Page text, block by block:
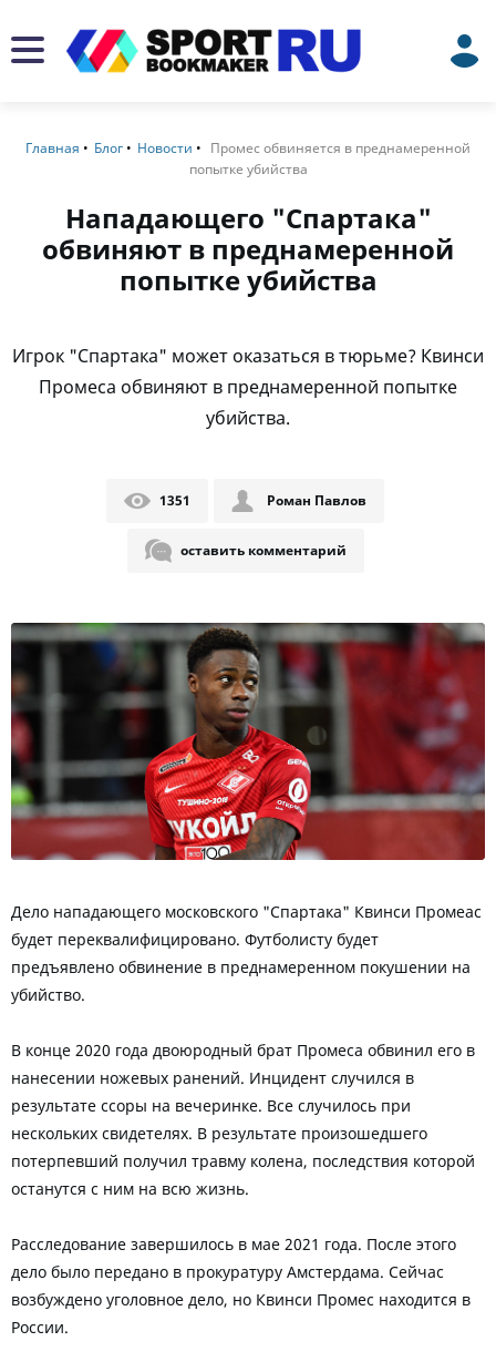
Главная Блог Новости
Промес обвиняется в преднамеренной
попытке убийства
Нападающего "Спартака"
обвиняют в преднамеренной
попытке убийства
Игрок "Спартака" может оказаться в тюрьме? Квинси
Промеса обвиняют в преднамеренной попытке
убийства.
1351 Роман Павлов
оставить комментарий
Дело нападающего московского "Спартака" Квинси Промеас
будет переквалифицировано. Футболисту будет
предъявлено обвинение в преднамеренном покушении на
убийство.
В конце 2020 года двоюродный брат Промеса обвинил его в
нанесении ножевых ранений. Инцидент случился в
результате ссоры на вечеринке. Все случилось при
нескольких свидетелях. В результате произошедшего
потерпевший получил травму колена, последствия которой
останутся с ним на всю жизнь.
Расследование завершилось в мае 2021 года. После этого
дело было передано в прокуратуру Амстердама. Сейчас
возбуждено уголовное дело, но Квинси Промес находится в
России.